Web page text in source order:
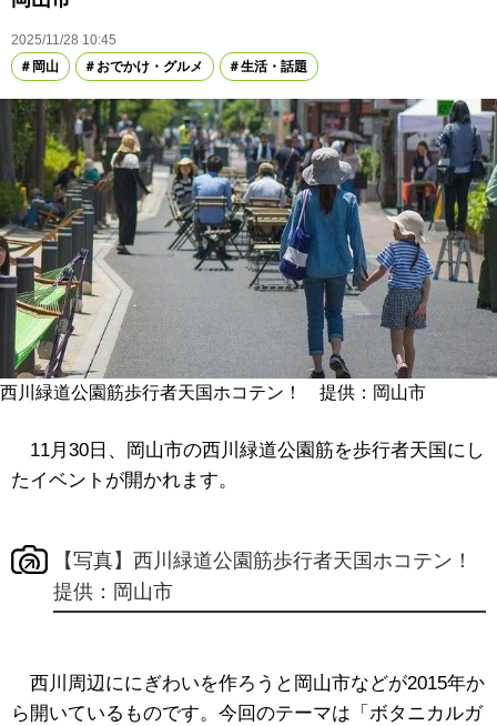
2025/11/28 10:45
岡山
おでかけ・グルメ 生活・話題
西川緑道公園筋歩行者天国ホコテン！ 提供：岡山市
11月30日、岡山市の西川緑道公園筋を歩行者天国にし
たイベントが開かれます。
【写真】西川緑道公園筋歩行者天国ホコテン！
提供：岡山市
西川周辺ににぎわいを作ろうと岡山市などが2015年か
ら開いているものです。今回のテーマは「ボタニカルガ